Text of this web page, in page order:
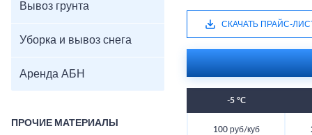
Вывоз грунта
Уборка и вывоз снега
Аренда АБН
ПРОЧИЕ МАТЕРИАЛЫ
СКАЧАТЬ ПРАЙС-
-5 °C
100 руб/куб